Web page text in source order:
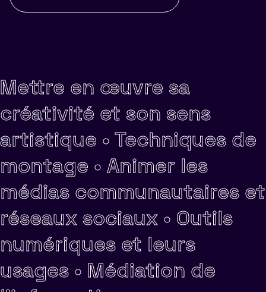
Mettre en œuvre sa
créativité et son sens
artistique • Techniques de
montage • Animer les
médias communautaires et
réseaux sociaux • Outils
numériques et leurs
usages • Médiation de